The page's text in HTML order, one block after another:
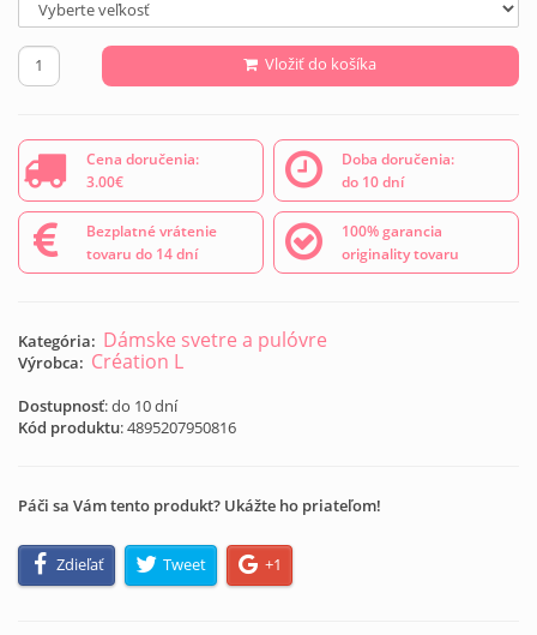
Vložiť do košíka
Cena doručenia:
3.00€
Doba doručenia:
do 10 dní
Bezplatné vrátenie
tovaru do 14 dní
100% garancia
originality tovaru
Kategória: Dámske svetre a pulóvre
Výrobca: Création L
Dostupnosť: do 10 dní
Kód produktu:4895207950816
Páči sa Vám tento produkt? Ukážte ho priateľom!
Zdieľať Tweet +1